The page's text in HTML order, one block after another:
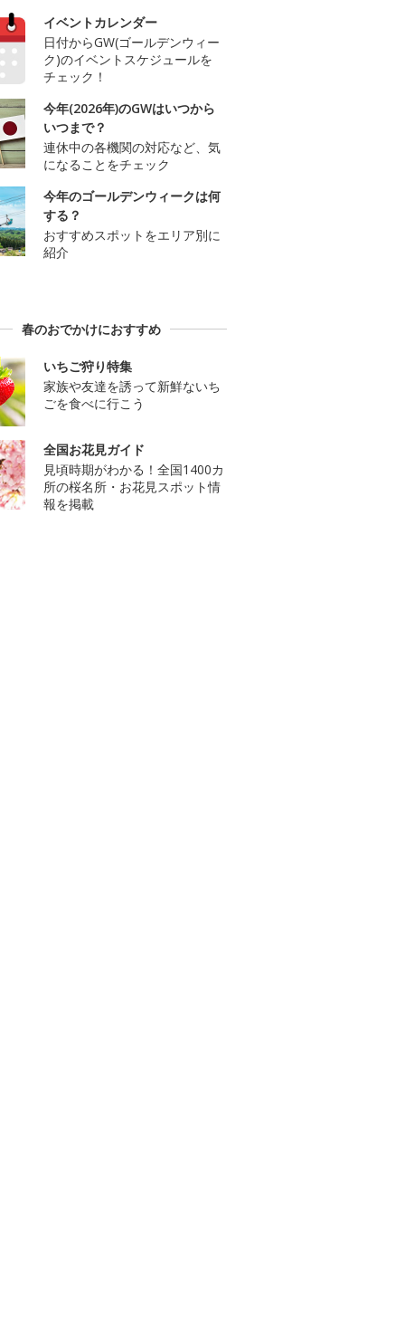
イベントカレンダー
日付からGW(ゴールデンウィー
ク)のイベントスケジュールを
チェック！
今年(2026年)のGWはいつから
いつまで？
連休中の各機関の対応など、気
になることをチェック
今年のゴールデンウィークは何
する？
おすすめスポットをエリア別に
紹介
春のおでかけにおすすめ
いちご狩り特集
家族や友達を誘って新鮮ないち
ごを食べに行こう
全国お花見ガイド
見頃時期がわかる！全国1400カ
所の桜名所・お花見スポット情
報を掲載